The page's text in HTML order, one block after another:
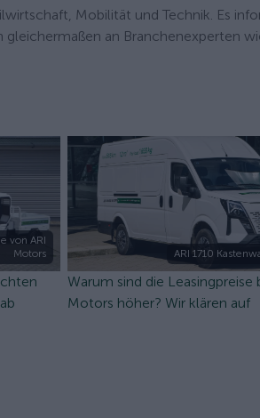
Mobilität und Technik. Es
gleichermaßen an Branchenexperten
von ARI
Motors
ARI 1710
Warum sind die Leasingpreise
Motors höher? Wir klären auf